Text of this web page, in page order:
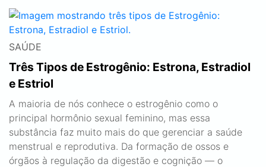
SAÚDE
Três Tipos de Estrogênio: Estrona, Estradiol
e Estriol
A maioria de nós conhece o estrogênio como o
principal hormônio sexual feminino, mas essa
substância faz muito mais do que gerenciar a saúde
menstrual e reprodutiva. Da formação de ossos e
órgãos à regulação da digestão e cognição — o